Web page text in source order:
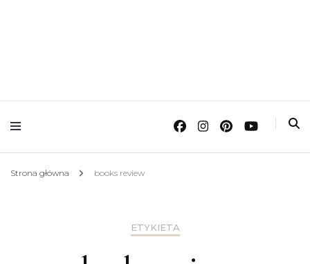
Strona główna books review
ETYKIETA